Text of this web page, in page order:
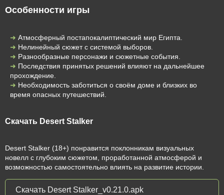
Особенности игры
Атмосферный постапокалиптический мир Египта.
Нелинейный сюжет с системой выборов.
Разнообразные персонажи и сюжетные события.
Последствия принятых решений влияют на дальнейшее
прохождение.
Необходимость заботиться о своём доме и близких во
время опасных путешествий.
Скачать Desert Stalker
Desert Stalker (18+) понравится поклонникам визуальных
новелл с глубоким сюжетом, проработанной атмосферой и
возможностью самостоятельно влиять на развитие истории.
Скачать Desert Stalker_v0.21.0.apk